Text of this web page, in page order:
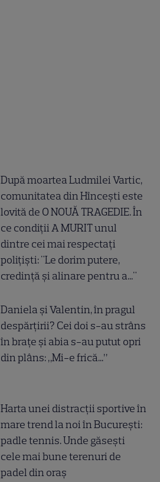
După moartea Ludmilei Vartic,
comunitatea din Hîncești este
lovită de O NOUĂ TRAGEDIE. În
ce condiții A MURIT unul
dintre cei mai respectați
polițiști: "Le dorim putere,
credință și alinare pentru a..."
Daniela și Valentin, în pragul
despărțirii? Cei doi s-au strâns
în brațe și abia s-au putut opri
din plâns: „Mi-e frică...”
Harta unei distracții sportive în
mare trend la noi în București:
padle tennis. Unde găsești
cele mai bune terenuri de
padel din oraș